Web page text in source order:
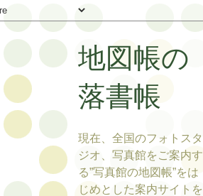
地図帳の
落書帳
現在、全国のフォトスタ
ジオ、写真館をご案内す
る”写真館の地図帳”をは
じめとした案内サイトを